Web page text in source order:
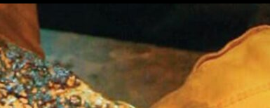
Aktie: Umbau in Skandinavien nach Schweden-Deal
boomen nach Preissturz: Asien kauft physisch GOLD